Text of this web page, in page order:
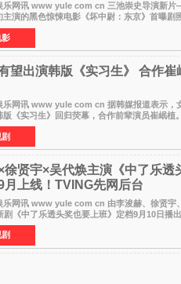
网讯 www yule com cn 三池崇史导演新片
主演的黑色惊悚电影《坏中尉：东京》首曝剧
哈威·凯特尔的1992年《坏中尉》和沃纳·赫
影
望出演韩版《实习生》 合作崔
yule com cn 据韩媒报道表示，女演员韩素希
版《实习生》回归荧幕，合作前辈演员崔
员韩素希目前已经结束了电视剧《Y计划》的拍
徐贤宇×吴代焕主演《中了乐透
月上线！TVING先网后台
讯 www yule com cn 由李浚赫、徐贤宇
剧《中了乐透头奖也要上班》定档9月10日播
tvN月火档，实现先网后台双平台播出模式